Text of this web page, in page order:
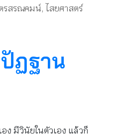
รสรณคมน์, ไสยศาสตร์
ฏฐาน
ง มีวินัยในตัวเอง แล้วก็